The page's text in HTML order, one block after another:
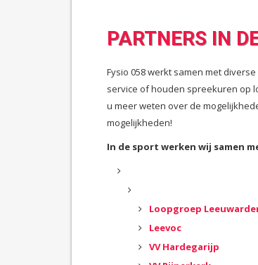
PARTNERS IN
Fysio 058 werkt samen met
service of houden spreekuren op
u meer weten over de
mogelijkheden!
In de sport werken wij samen
Loopgroep
Leevoc
VV Hardegarijp